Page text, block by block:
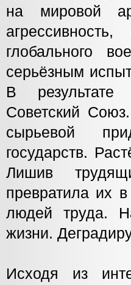
на мировой
глобального
серьёзным
В результате
Советский
сырьевой
государств.
Лишив
превратила их в
людей труда.
жизни.
Исходя из